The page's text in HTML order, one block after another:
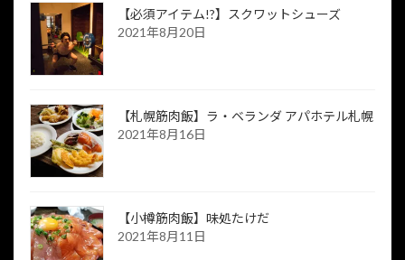
【必須アイテム!?】スクワットシューズ
2021年8月20日
【札幌筋肉飯】ラ・ベランダ アパホテル札幌
2021年8月16日
【小樽筋肉飯】味処たけだ
2021年8月11日